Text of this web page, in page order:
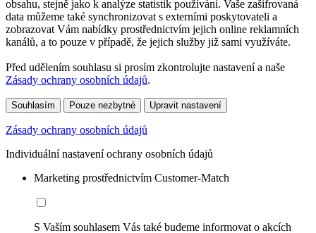
obsahu, stejně jako k analýze statistik používání. Vaše zašifrovaná
data můžeme také synchronizovat s externími poskytovateli a
zobrazovat Vám nabídky prostřednictvím jejich online reklamních
kanálů, a to pouze v případě, že jejich služby již sami využíváte.
Před udělením souhlasu si prosím zkontrolujte nastavení a naše
Zásady ochrany osobních údajů.
Souhlasím Pouze nezbytné Upravit nastavení
Zásady ochrany osobních údajů
Individuální nastavení ochrany osobních údajů
Marketing prostřednictvím Customer-Match
S Vaším souhlasem Vás také budeme informovat o akcích